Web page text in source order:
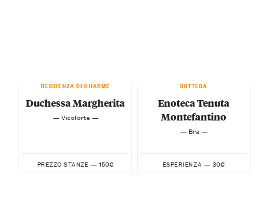
RESIDENZA DI CHARME
Duchessa Margherita
— Vicoforte —
PREZZO STANZE — 150€
BOTTEGA
Enoteca Tenuta
Montefantino
— Bra —
ESPERIENZA — 30€